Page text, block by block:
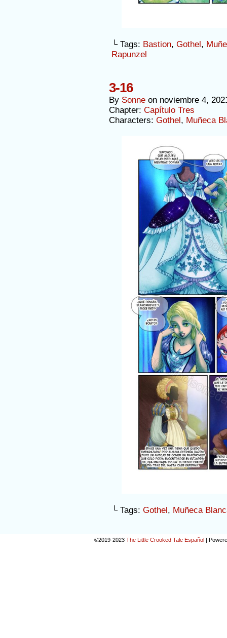
└ Tags: Bastion, Gothel,
Rapunzel
3-16
By Sonne on noviembre 4,
Chapter: Capítulo Tres
Characters: Gothel, Muñeca
└ Tags: Gothel, Muñeca
©2019-2023 The Little Crooked Tale Español |